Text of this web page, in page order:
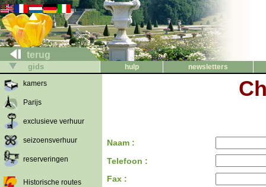
terug
gids hulp
newsletters
kamers
Parijs
exclusieve verhuur
seizoensverhuur
reserveringen
Historische routes
Naam :
Telefoon :
Fax :